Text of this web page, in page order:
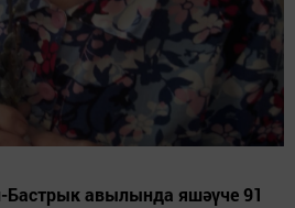
авылында яшәүче 91